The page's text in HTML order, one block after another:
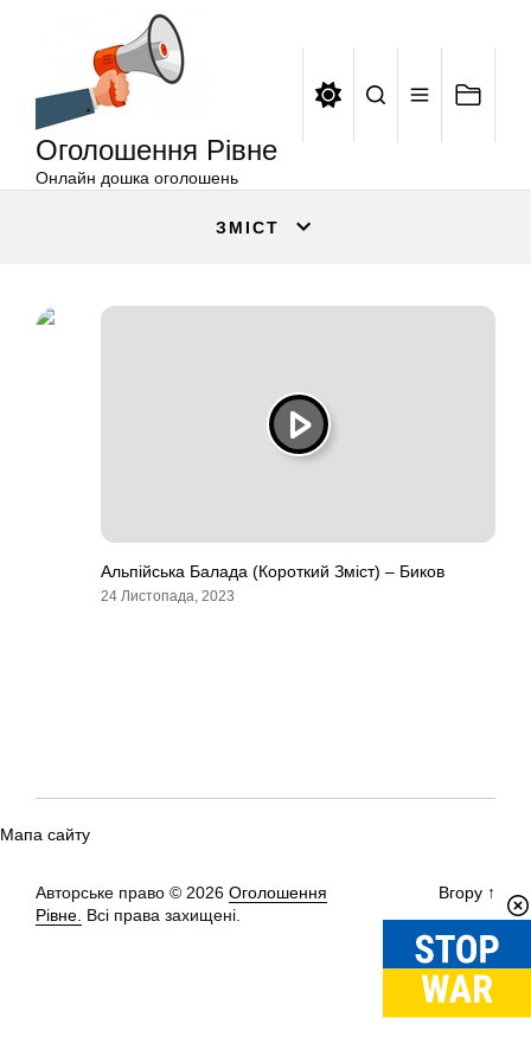
Оголошення Рівне
Онлайн дошка оголошень
ЗМІСТ
Альпійська Балада (Короткий Зміст) – Биков
24 Листопада, 2023
Мапа сайту
Авторське право © 2026 Оголошення
Рівне. Всі права захищені.
Вгору ↑